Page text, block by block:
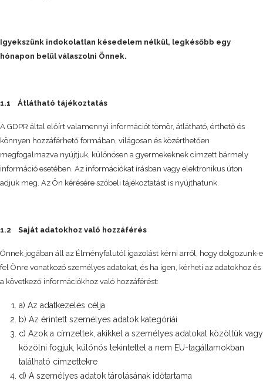
Igyekszünk indokolatlan késedelem nélkül, legkésőbb egy
hónapon belül válaszolni Önnek.
1.1 Átlátható tájékoztatás
A GDPR által előírt valamennyi információt tömör, átlátható, érthető és
könnyen hozzáférhető formában, világosan és közérthetően
megfogalmazva nyújtjuk, különösen a gyermekeknek címzett bármely
információ esetében. Az információkat írásban vagy elektronikus úton
adjuk meg. Az Ön kérésére szóbeli tájékoztatást is nyújthatunk.
1.2 Saját adatokhoz való hozzáférés
Önnek jogában áll az Élményfalutól igazolást kérni arról, hogy dolgozunk-e
fel Önre vonatkozó személyes adatokat, és ha igen, kérheti az adatokhoz és
a következő információkhoz való hozzáférést:
a) Az adatkezelés célja
b) Az érintett személyes adatok kategóriái
c) Azok a címzettek, akikkel a személyes adatokat közöltük vagy
közölni fogjuk, különös tekintettel a nem EU-tagállamokban
található címzettekre
d) A személyes adatok tárolásának időtartama